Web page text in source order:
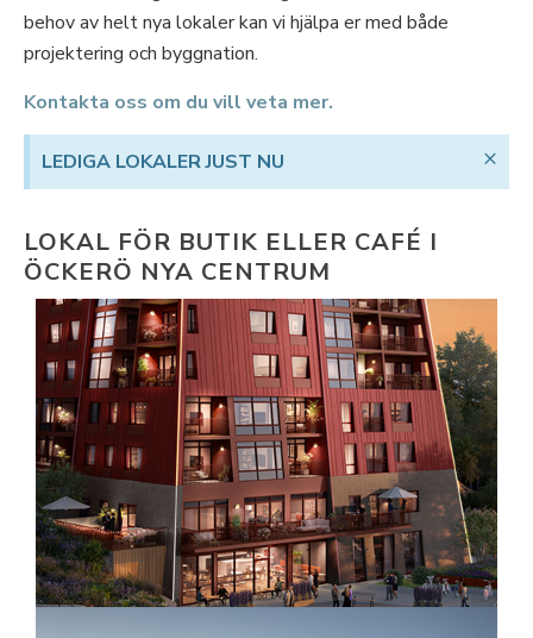
behov av helt nya lokaler kan vi hjälpa er med både
projektering och byggnation.
Kontakta oss om du vill veta mer.
LEDIGA LOKALER JUST NU ×
LOKAL FÖR BUTIK ELLER CAFÉ I
ÖCKERÖ NYA CENTRUM